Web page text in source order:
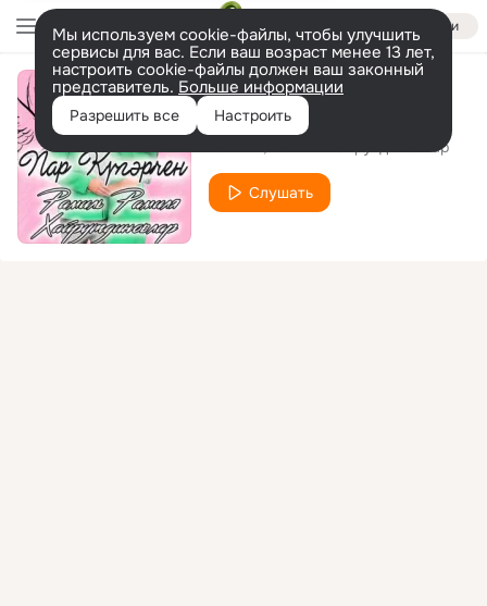
Войти
Мы используем cookie-файлы, чтобы улучшить
сервисы для вас. Если ваш возраст менее 13 лет,
настроить cookie-файлы должен ваш законный
представитель. Больше информации
Разрешить все Настроить
Пар кугэрчен
Рамиля Хайрутдиновлар
Слушать